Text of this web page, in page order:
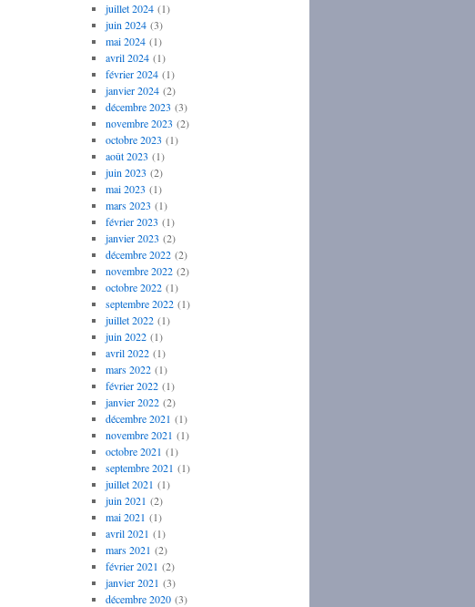
juillet 2024(1)
juin 2024(3)
mai 2024(1)
avril 2024(1)
février 2024(1)
janvier 2024(2)
décembre 2023 (3)
novembre 2023 (2)
octobre 2023 (1)
août 2023 (1)
juin 2023 (2)
mai 2023 (1)
mars 2023 (1)
février 2023 (1)
janvier 2023 (2)
décembre 2022(2)
novembre 2022(2)
octobre 2022(1)
septembre 2022(1)
juillet 2022(1)
juin 2022(1)
avril 2022(1)
mars 2022(1)
février 2022(1)
janvier 2022(2)
décembre 2021 (1)
novembre 2021 (1)
octobre 2021 (1)
septembre 2021 (1)
juillet 2021 (1)
juin 2021 (2)
mai 2021 (1)
avril 2021 (1)
mars 2021 (2)
février 2021 (2)
janvier 2021 (3)
décembre 2020(3)